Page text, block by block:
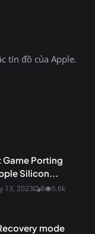
tín đồ của Apple.
Porting
Silicon...
13, 2023 8 5.6k
mode